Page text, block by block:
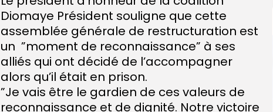
Diomaye Président souligne que cette
assemblée générale de restructuration est
un ”moment de reconnaissance” à ses
alliés qui ont décidé de l’accompagner
alors qu’il était en prison.
”Je vais être le gardien de ces valeurs de
reconnaissance et de dignité. Notre victoire